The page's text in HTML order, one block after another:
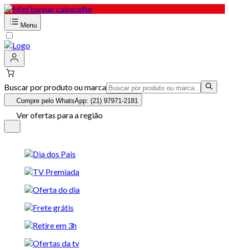
Menu
Buscar por produto ou marca
Compre pelo WhatsApp: (21) 97971-2181
Ver ofertas para a região